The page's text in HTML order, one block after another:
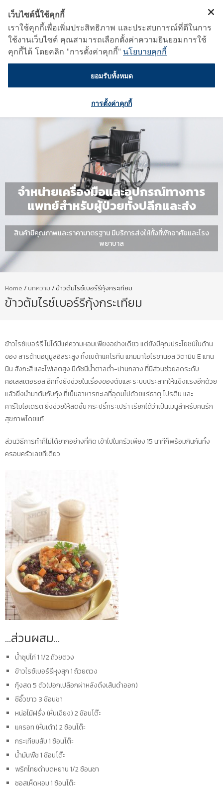
จำหน่ายเครื่องมือและอุปกรณ์ทางการ
แพทย์สำหรับผู้ป่วยทั้งปลีกและส่ง
สินค้ามีคุณภาพและราคามาตรฐาน มีบริการส่งให้ทั้งที่พักอาศัยและโรง
พยาบาล
Home / บทความ /ข้าวต้มไรซ์เบอร์รีกุ้งกระเทียม
ข้าวต้มไรซ์เบอร์รีกุ้งกระเทียม
ข้าวไรซ์เบอร์รี ไม่ได้มีแค่ความหอมเพียงอย่างเดียว แต่ยังมีคุณประโยชน์ในด้าน
ของ สารต้านอนุมูลอิสระสูง ทั้งเบต้าแคโรทีน แกมมาโอไรซานอล วิตามิน E แทน
นิน สังกะสี และโฟเลตสูง มีดัชนีน้ำตาลต่ำ-ปานกลาง ที่มีส่วนช่วยลดระดับ
คอเลสเตอรอล อีกทั้งยังช่วยในเรื่องของตับและระบบประสาทให้แข็งแรงอีกด้วย
แล้วยิ่งนำมาต้มกับกุ้ง ที่เป็นอาหารทะเลที่อุดมไปด้วยแร่ธาตุ โปรตีน และ
คาร์โบไฮเดรต ยิ่งช่วยให้สดชื่น กระปรี้กระเปร่า เรียกได้ว่าเป็นเมนูสำหรับคนรัก
สุขภาพโดยแท้
ส่วนวิธีการทำก็ไม่ได้ยากอย่างที่คิด เข้าไปในครัวเพียง 15 นาทีก็พร้อมกินกันทั้ง
ครอบครัวเลยทีเดียว
…ส่วนผสม…
น้ำซุปไก่ 1 1/2 ถ้วยตวง
ข้าวไรซ์เบอร์รีหุงสุก 1 ถ้วยตวง
กุ้งสด 5 ตัว(ปอกเปลือกผ่าหลังดึงเส้นดำออก)
ซีอิ๊วขาว 3 ช้อนชา
หน่อไม้ฝรั่ง (หั่นเฉียง) 2 ช้อนโต๊ะ
แครอท (หั่นเต๋า) 2 ช้อนโต๊ะ
กระเทียมสับ 1 ช้อนโต๊ะ
น้ำมันพืช 1 ช้อนโต๊ะ
พริกไทยดำบดหยาบ 1/2 ช้อนชา
ซอสเห็ดหอม 1 ช้อนโต๊ะ
เว็บไซต์นี้ใช้คุกกี้
เราใช้คุกกี้เพื่อเพิ่มประสิทธิภาพ และประสบการณ์ที่ดีในการ
ใช้งานเว็บไซต์ คุณสามารถเลือกตั้งค่าความยินยอมการใช้
คุกกี้ได้ โดยคลิก "การตั้งค่าคุกกี้" นโยบายคุกกี้
ยอมรับทั้งหมด
การตั้งค่าคุกกี้